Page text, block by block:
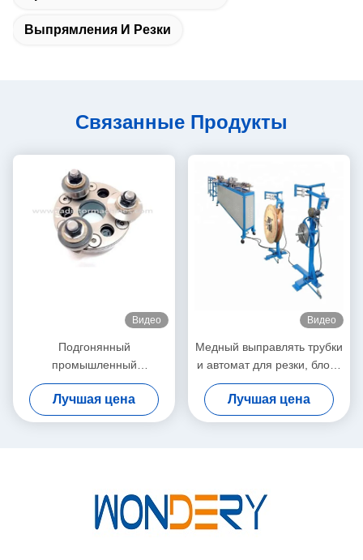
Выпрямления И Резки
Связанные Продукты
Видео
Подгонянный
промышленный
аттестованный КЭ лезвия
резца оборудования ХВАК
Лучшая цена
Видео
Медный выправлять трубки
и автомат для резки, блоки
Хвак 1,5 Кв промышленные
Лучшая цена